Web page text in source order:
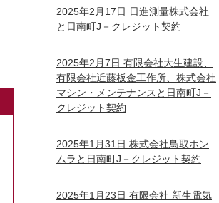
2025年2月17日 日進測量株式会社
と日南町J－クレジット契約
2025年2月7日 有限会社大生建設、
有限会社近藤板金工作所、株式会社
マシン・メンテナンスと日南町J－
クレジット契約
2025年1月31日 株式会社鳥取ホン
ムラと日南町J－クレジット契約
2025年1月23日 有限会社 新生電気